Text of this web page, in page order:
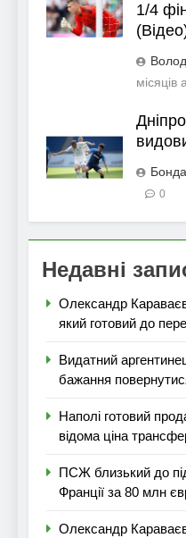
1/4
місяців
0
Недавні
Олександр
який готовий до
Видатний
бажання
Наполі готовий
відома ціна
ПСЖ близький до
Франції за 80 млн
Олександр